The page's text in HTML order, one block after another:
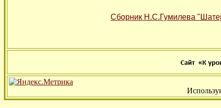
Сборник Н.С.Гумилева